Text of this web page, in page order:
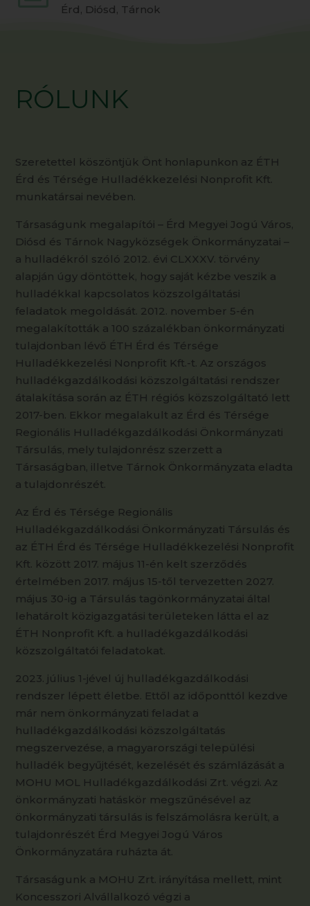
Érd, Diósd, Tárnok
RÓLUNK
Szeretettel köszöntjük Önt honlapunkon az ÉTH
Érd és Térsége Hulladékkezelési Nonprofit Kft.
munkatársai nevében.
Társaságunk megalapítói – Érd Megyei Jogú Város,
Diósd és Tárnok Nagyközségek Önkormányzatai –
a hulladékról szóló 2012. évi CLXXXV. törvény
alapján úgy döntöttek, hogy saját kézbe veszik a
hulladékkal kapcsolatos közszolgáltatási
feladatok megoldását. 2012. november 5-én
megalakították a 100 százalékban önkormányzati
tulajdonban lévő ÉTH Érd és Térsége
Hulladékkezelési Nonprofit Kft.-t. Az országos
hulladékgazdálkodási közszolgáltatási rendszer
átalakítása során az ÉTH régiós közszolgáltató lett
2017-ben. Ekkor megalakult az Érd és Térsége
Regionális Hulladékgazdálkodási Önkormányzati
Társulás, mely tulajdonrész szerzett a
Társaságban, illetve Tárnok Önkormányzata eladta
a tulajdonrészét.
Az Érd és Térsége Regionális
Hulladékgazdálkodási Önkormányzati Társulás és
az ÉTH Érd és Térsége Hulladékkezelési Nonprofit
Kft. között 2017. május 11-én kelt szerződés
értelmében 2017. május 15-től tervezetten 2027.
május 30-ig a Társulás tagönkormányzatai által
lehatárolt közigazgatási területeken látta el az
ÉTH Nonprofit Kft. a hulladékgazdálkodási
közszolgáltatói feladatokat.
2023. július 1-jével új hulladékgazdálkodási
rendszer lépett életbe. Ettől az időponttól kezdve
már nem önkormányzati feladat a
hulladékgazdálkodási közszolgáltatás
megszervezése, a magyarországi települési
hulladék begyűjtését, kezelését és számlázását a
MOHU MOL Hulladékgazdálkodási Zrt. végzi. Az
önkormányzati hatáskör megszűnésével az
önkormányzati társulás is felszámolásra került, a
tulajdonrészét Érd Megyei Jogú Város
Önkormányzatára ruházta át.
Társaságunk a MOHU Zrt. irányítása mellett, mint
Koncesszori Alvállalkozó végzi a